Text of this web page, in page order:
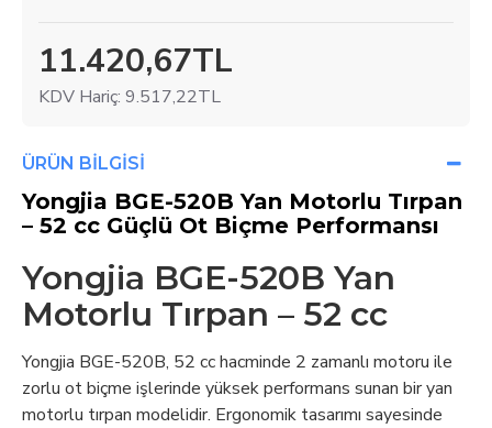
11.420,67TL
KDV Hariç: 9.517,22TL
ÜRÜN BILGISI
Yongjia BGE-520B Yan Motorlu Tırpan
– 52 cc Güçlü Ot Biçme Performansı
Yongjia BGE-520B Yan
Motorlu Tırpan – 52 cc
Yongjia BGE-520B, 52 cc hacminde 2 zamanlı motoru ile
zorlu ot biçme işlerinde yüksek performans sunan bir yan
motorlu tırpan modelidir. Ergonomik tasarımı sayesinde